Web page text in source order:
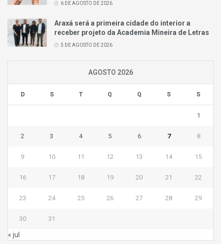
6 DE AGOSTO DE 2026
Araxá será a primeira cidade do interior a
receber projeto da Academia Mineira de Letras
5 DE AGOSTO DE 2026
AGOSTO 2026
D S T Q Q S S
1
2 3 4 5 6 7 8
9 10 11 12 13 14 15
16 17 18 19 20 21 22
23 24 25 26 27 28 29
30 31
« jul